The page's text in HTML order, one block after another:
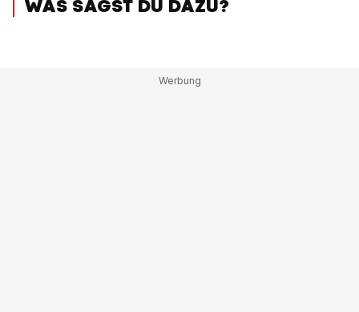
WAS SAGST DU DAZU?